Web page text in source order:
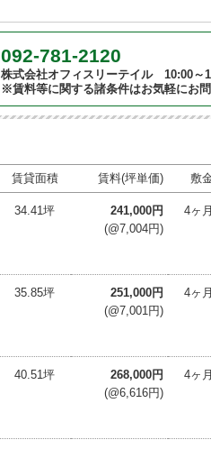
092-781-2120
株式会社オフィスリーテイル 10:00～
※賃料等に関する諸条件はお気軽にお問
賃貸面積 賃料(坪単価) 敷
34.41坪
241,000円
(@7,004円)
4ヶ月
35.85坪
251,000円
(@7,001円)
4ヶ月
40.51坪
268,000円
(@6,616円)
4ヶ月